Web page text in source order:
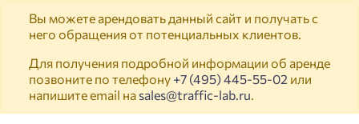
Вы можете арендовать данный сайт и получать с
него обращения от потенциальных клиентов.
Для получения подробной информации об аренде
позвоните по телефону +7 (495) 445-55-02 или
напишите email на sales@traffic-lab.ru.